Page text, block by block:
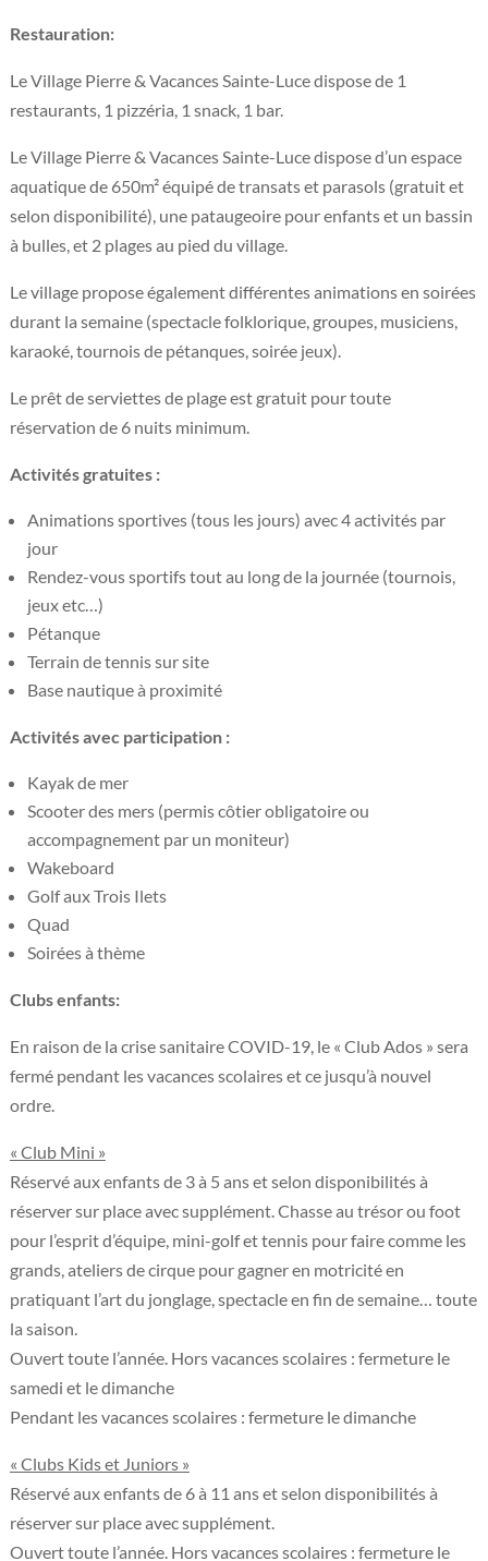
Restauration:
Le Village Pierre & Vacances Sainte-Luce dispose de 1
restaurants, 1 pizzéria, 1 snack, 1 bar.
Le Village Pierre & Vacances Sainte-Luce dispose d’un espace
aquatique de 650m² équipé de transats et parasols (gratuit et
selon disponibilité), une pataugeoire pour enfants et un bassin
à bulles, et 2 plages au pied du village.
Le village propose également différentes animations en soirées
durant la semaine (spectacle folklorique, groupes, musiciens,
karaoké, tournois de pétanques, soirée jeux).
Le prêt de serviettes de plage est gratuit pour toute
réservation de 6 nuits minimum.
Activités gratuites :
Animations sportives (tous les jours) avec 4 activités par
jour
Rendez-vous sportifs tout au long de la journée (tournois,
jeux etc…)
Pétanque
Terrain de tennis sur site
Base nautique à proximité
Activités avec participation :
Kayak de mer
Scooter des mers (permis côtier obligatoire ou
accompagnement par un moniteur)
Wakeboard
Golf aux Trois Ilets
Quad
Soirées à thème
Clubs enfants:
En raison de la crise sanitaire COVID-19, le « Club Ados » sera
fermé pendant les vacances scolaires et ce jusqu’à nouvel
ordre.
« Club Mini »
Réservé aux enfants de 3 à 5 ans et selon disponibilités à
réserver sur place avec supplément. Chasse au trésor ou foot
pour l’esprit d’équipe, mini-golf et tennis pour faire comme les
grands, ateliers de cirque pour gagner en motricité en
pratiquant l’art du jonglage, spectacle en fin de semaine… toute
la saison.
Ouvert toute l’année. Hors vacances scolaires : fermeture le
samedi et le dimanche
​Pendant les vacances scolaires : fermeture le dimanche
« Clubs Kids et Juniors »
Réservé aux enfants de 6 à 11 ans et selon disponibilités à
réserver sur place avec supplément.
Ouvert toute l’année. Hors vacances scolaires : fermeture le